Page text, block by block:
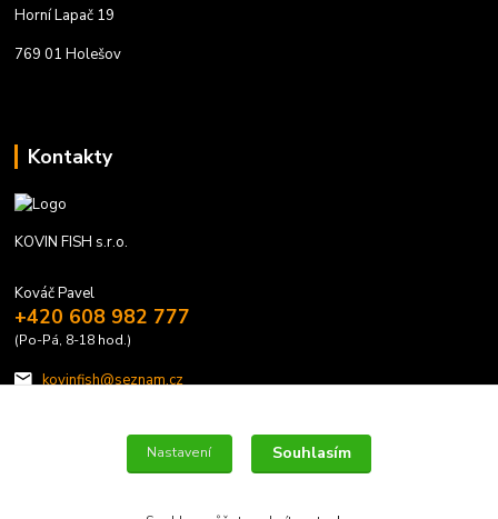
Horní Lapač 19
769 01 Holešov
Kontakty
KOVIN FISH s.r.o.
Kováč Pavel
+420 608 982 777
(Po-Pá, 8-18 hod.)
kovinfish@seznam.cz
Nastavení Souhlasím